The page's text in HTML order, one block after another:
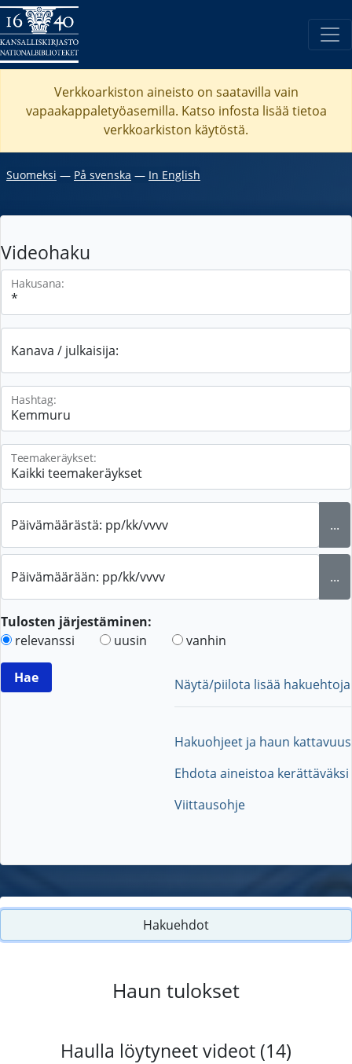
Verkkoarkiston aineisto on saatavilla vain
vapaakappaletyöasemilla. Katso infosta lisää tietoa
verkkoarkiston käytöstä.
Suomeksi ― På svenska ― In English
Videohaku
Hakusana:
Kanava / julkaisija:
Hashtag:
Teemakeräykset:
Päivämäärästä: pp/kk/vvvv ...
Päivämäärään: pp/kk/vvvv ...
Tulosten järjestäminen:
relevanssi
uusin vanhin
Näytä/piilota lisää hakuehtoja
Hakuohjeet ja haun kattavuus
Ehdota aineistoa kerättäväksi
Viittausohje
Hakuehdot
Haun tulokset
Haulla löytyneet videot (14)